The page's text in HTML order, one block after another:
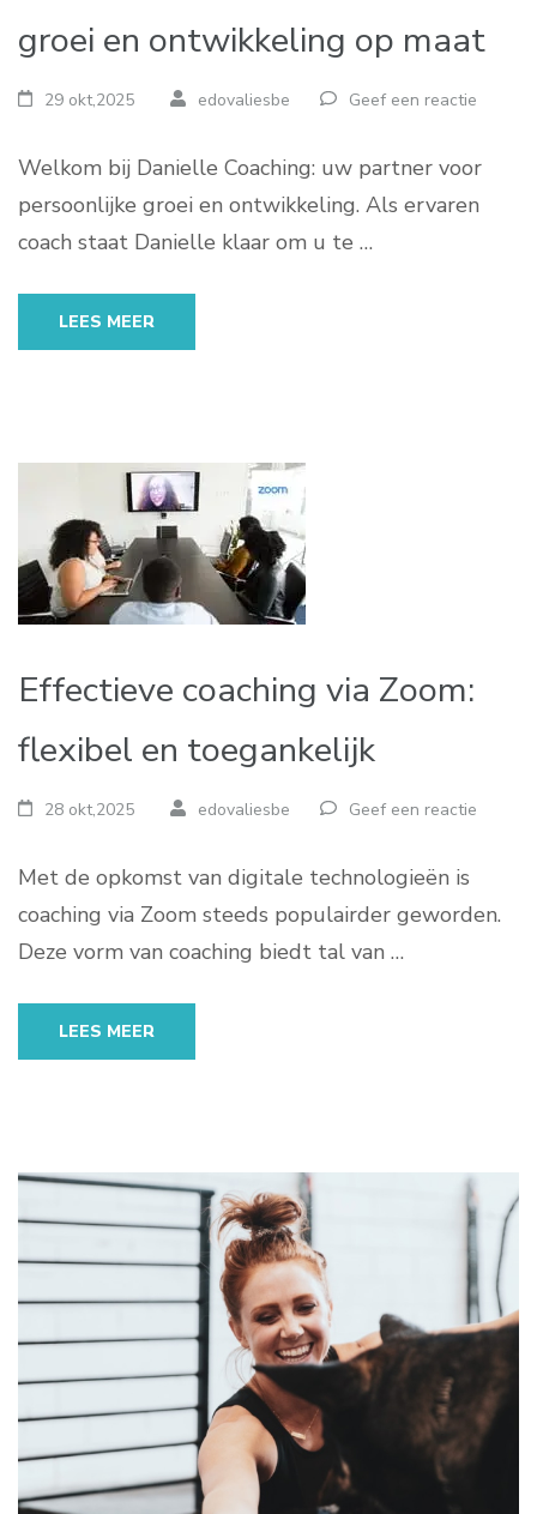
groei en ontwikkeling op maat
29 okt,2025 edovaliesbe Geef een reactie
Welkom bij Danielle Coaching: uw partner voor
persoonlijke groei en ontwikkeling. Als ervaren
coach staat Danielle klaar om u te …
LEES MEER
Effectieve coaching via Zoom:
flexibel en toegankelijk
28 okt,2025 edovaliesbe Geef een reactie
Met de opkomst van digitale technologieën is
coaching via Zoom steeds populairder geworden.
Deze vorm van coaching biedt tal van …
LEES MEER